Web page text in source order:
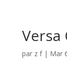
Versa
par z f| Mar